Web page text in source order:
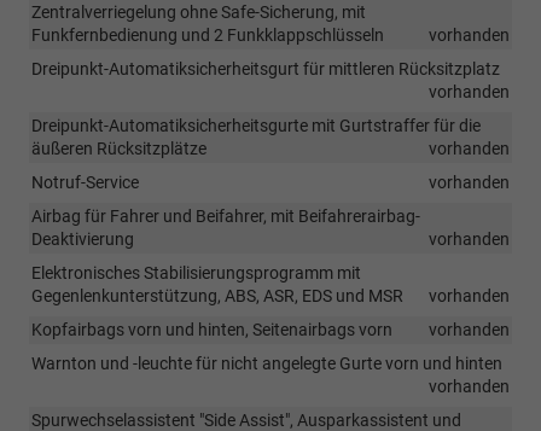
Zentralverriegelung ohne Safe-Sicherung, mit
Funkfernbedienung und 2 Funkklappschlüsseln
vorhanden
Dreipunkt-Automatiksicherheitsgurt für mittleren Rücksitzplatz
vorhanden
Dreipunkt-Automatiksicherheitsgurte mit Gurtstraffer für die
äußeren Rücksitzplätze
vorhanden
Notruf-Service
vorhanden
Airbag für Fahrer und Beifahrer, mit Beifahrerairbag-
Deaktivierung
vorhanden
Elektronisches Stabilisierungsprogramm mit
Gegenlenkunterstützung, ABS, ASR, EDS und MSR
vorhanden
Kopfairbags vorn und hinten, Seitenairbags vorn
vorhanden
Warnton und -leuchte für nicht angelegte Gurte vorn und hinten
vorhanden
Spurwechselassistent "Side Assist", Ausparkassistent und